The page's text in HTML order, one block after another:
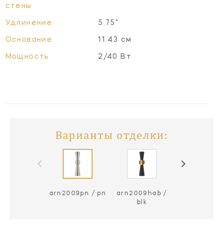
стены
Удлинение 5.75"
Основание 11.43 см
Мощность 2/40 Вт
Варианты отделки:
arn2009pn / pn
arn2009hab /
blk